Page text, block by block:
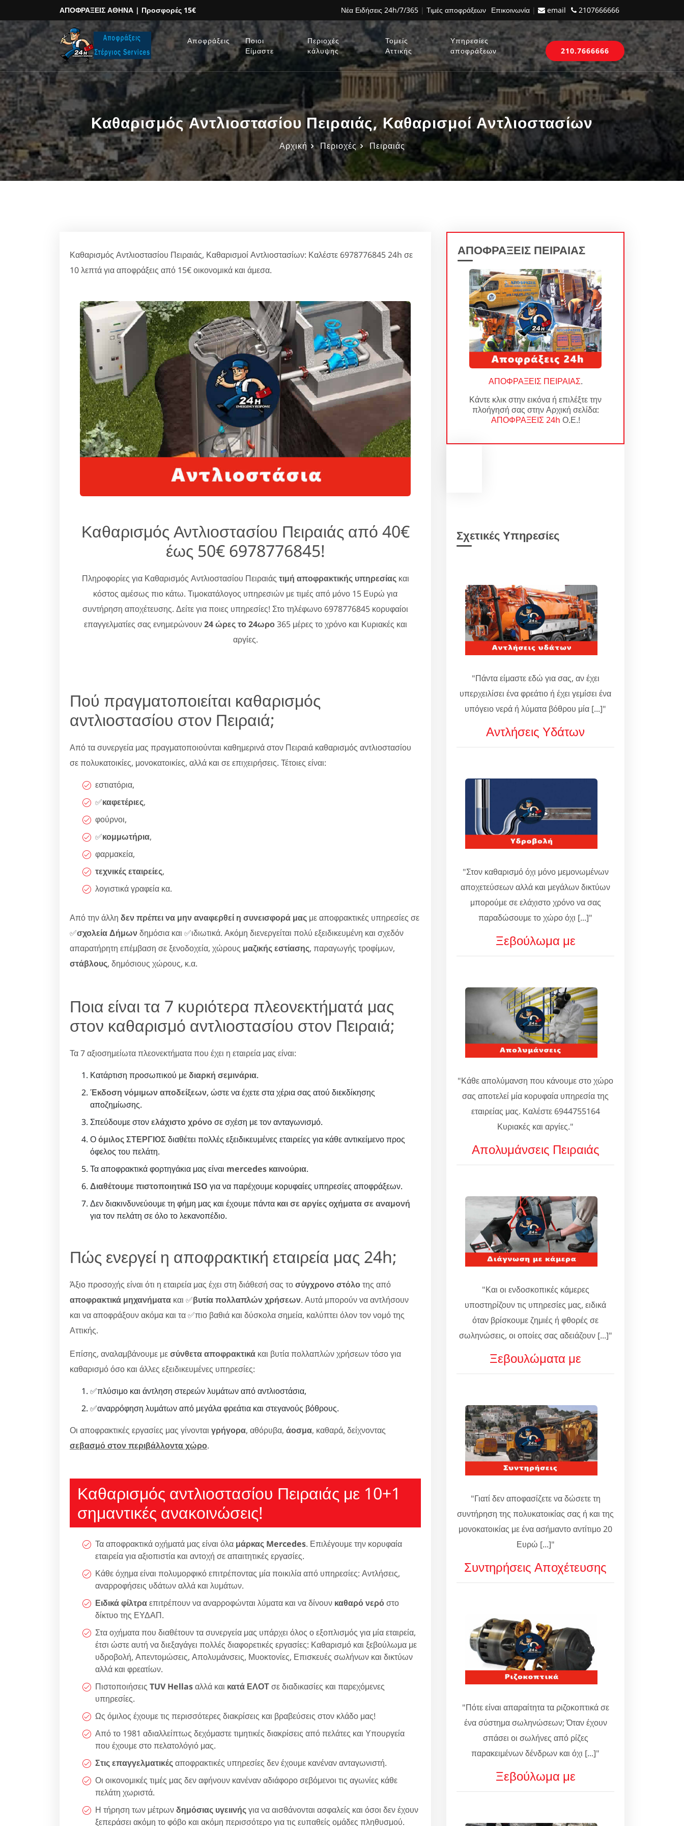
ΑΠΟΦΡΑΞΕΙΣ ΑΘΗΝΑ | Προσφορές 15€ Νέα Ειδήσεις 24h/7/365 | Τιμές αποφράξεων Επικοινωνία | email 2107666666
Αποφράξεις
Ποιοι
Είμαστε
Περιοχές
κάλυψης
Τομείς
Αττικής
Υπηρεσίες
αποφράξεων
210.7666666
Καθαρισμός Αντλιοστασίου Πειραιάς, Καθαρισμοί Αντλιοστασίων
Αρχική Περιοχές Πειραιάς
Καθαρισμός Αντλιοστασίου Πειραιάς, Καθαρισμοί Αντλιοστασίων: Καλέστε 6978776845 24h σε
10 λεπτά για αποφράξεις από 15€ οικονομικά και άμεσα.
Καθαρισμός Αντλιοστασίου Πειραιάς από 40€
έως 50€ 6978776845!
Πληροφορίες για Καθαρισμός Αντλιοστασίου Πειραιάς τιμή αποφρακτικής υπηρεσίαςκαι
κόστος αμέσως πιο κάτω. Τιμοκατάλογος υπηρεσιών με τιμές από μόνο 15 Ευρώ για
συντήρηση αποχέτευσης. Δείτε για ποιες υπηρεσίες! Στο τηλέφωνο 6978776845 κορυφαίοι
επαγγελματίες σας ενημερώνουν24 ώρες το 24ωρο365 μέρες το χρόνο και Κυριακές και
αργίες.
Πού πραγματοποιείται καθαρισμός
αντλιοστασίου στον Πειραιά;
Από τα συνεργεία μας πραγματοποιούνται καθημερινά στον Πειραιά καθαρισμός αντλιοστασίου
σε πολυκατοικίες, μονοκατοικίες, αλλά και σε επιχειρήσεις. Τέτοιες είναι:
εστιατόρια,
✅καφετέριες,
φούρνοι,
✅κομμωτήρια,
φαρμακεία,
τεχνικές εταιρείες,
λογιστικά γραφεία κα.
Από την άλλη δεν πρέπει να μην αναφερθεί η συνεισφορά μας με αποφρακτικές υπηρεσίες σε
✅σχολεία Δήμωνδημόσια και ✅ιδιωτικά. Ακόμη διενεργείται πολύ εξειδικευμένη και σχεδόν
απαρατήρητη επέμβαση σε ξενοδοχεία, χώρους μαζικής εστίασης, παραγωγής τροφίμων,
στάβλους, δημόσιους χώρους, κ.α.
Ποια είναι τα 7 κυριότερα πλεονεκτήματά μας
στον καθαρισμό αντλιοστασίου στον Πειραιά;
Τα 7 αξιοσημείωτα πλεονεκτήματα που έχει η εταιρεία μας είναι:
Κατάρτιση προσωπικού μεδιαρκή σεμινάρια.
Έκδοση νόμιμων αποδείξεων, ώστε να έχετε στα χέρια σας ατού διεκδίκησης
αποζημίωσης.
Σπεύδουμε στονελάχιστο χρόνοσε σχέση με τον ανταγωνισμό.
Οόμιλος ΣΤΕΡΓΙΟΣ διαθέτει πολλές εξειδικευμένες εταιρείες για κάθε αντικείμενο προς
όφελος του πελάτη.
Τα αποφρακτικά φορτηγάκια μας είναι mercedes καινούρια.
Διαθέτουμε πιστοποιητικά ISO για να παρέχουμε κορυφαίες υπηρεσίες αποφράξεων.
Δεν διακινδυνεύουμε τη φήμη μας και έχουμε πάντα και σε αργίες οχήματα σε αναμονή
για τον πελάτη σε όλο το λεκανοπέδιο.
Πώς ενεργεί η αποφρακτική εταιρεία μας 24h;
Άξιο προσοχής είναι ότι η εταιρεία μας έχει στη διάθεσή σας τοσύγχρονο στόλοτης από
αποφρακτικά μηχανήματα και ✅βυτία πολλαπλών χρήσεων. Αυτά μπορούν να αντλήσουν
και να αποφράξουν ακόμα και τα ✅πιο βαθιά και δύσκολα σημεία, καλύπτει όλον τον νομό της
Αττικής.
Επίσης, αναλαμβάνουμε μεσύνθετα αποφρακτικά και βυτία πολλαπλών χρήσεων τόσο για
καθαρισμό όσο και άλλες εξειδικευμένες υπηρεσίες:
✅πλύσιμο και άντληση στερεών λυμάτων από αντλιοστάσια,
✅αναρρόφηση λυμάτων από μεγάλα φρεάτια και στεγανούς βόθρους.
Οι αποφρακτικές εργασίες μας γίνονται γρήγορα, αθόρυβα, άοσμα, καθαρά, δείχνοντας
σεβασμό στον περιβάλλοντα χώρο.
Καθαρισμός αντλιοστασίου Πειραιάς με 10+1
σημαντικές ανακοινώσεις!
Τα αποφρακτικά οχήματά μας είναι όλα μάρκας Mercedes. Επιλέγουμε την κορυφαία
εταιρεία για αξιοπιστία και αντοχή σε απαιτητικές εργασίες.
Κάθε όχημα είναι πολυμορφικό επιτρέποντας μία ποικιλία από υπηρεσίες: Αντλήσεις,
αναρροφήσεις υδάτων αλλά και λυμάτων.
Ειδικά φίλτραεπιτρέπουν να αναρροφώνται λύματα και να δίνουν καθαρό νερόστο
δίκτυο της ΕΥΔΑΠ.
Στα οχήματα που διαθέτουν τα συνεργεία μας υπάρχει όλος ο εξοπλισμός για μία εταιρεία,
έτσι ώστε αυτή να διεξαγάγει πολλές διαφορετικές εργασίες: Καθαρισμό και ξεβούλωμα με
υδροβολή, Απεντομώσεις, Απολυμάνσεις, Μυοκτονίες, Επισκευές σωλήνων και δικτύων
αλλά και φρεατίων.
Πιστοποιήσεις TUV Hellasαλλά και κατά ΕΛΟΤσε διαδικασίες και παρεχόμενες
υπηρεσίες.
Ως όμιλος έχουμε τις περισσότερες διακρίσεις και βραβεύσεις στον κλάδο μας!
Από το 1981 αδιαλλείπτως δεχόμαστε τιμητικές διακρίσεις από πελάτες και Υπουργεία
που έχουμε στο πελατολόγιό μας.
Στις επαγγελματικέςαποφρακτικές υπηρεσίες δεν έχουμε κανέναν ανταγωνιστή.
Οι οικονομικές τιμές μας δεν αφήνουν κανέναν αδιάφορο σεβόμενοι τις αγωνίες κάθε
πελάτη χωριστά.
Η τήρηση των μέτρωνδημόσιας υγειινήςγια να αισθάνονται ασφαλείς και όσοι δεν έχουν
ξεπεράσει ακόμη το φόβο και ακόμη περισσότερο για τις ευπαθείς ομάδες πληθυσμού.
ΑΠΟΦΡΑΞΕΙΣ ΠΕΙΡΑΙΑΣ
ΑΠΟΦΡΑΞΕΙΣ ΠΕΙΡΑΙΑΣ.
Κάντε κλικ στην εικόνα ή επιλέξτε την
πλοήγησή σας στην Αρχική σελίδα:
ΑΠΟΦΡΑΞΕΙΣ 24h Ο.Ε.!
Σχετικές Υπηρεσίες
"Πάντα είμαστε εδώ για σας, αν έχει
υπερχειλίσει ένα φρεάτιο ή έχει γεμίσει ένα
υπόγειο νερά ή λύματα βόθρου μία [...]"
Αντλήσεις Υδάτων
"Στον καθαρισμό όχι μόνο μεμονωμένων
αποχετεύσεων αλλά και μεγάλων δικτύων
μπορούμε σε ελάχιστο χρόνο να σας
παραδώσουμε το χώρο όχι [...]"
Ξεβούλωμα με
"Κάθε απολύμανση που κάνουμε στο χώρο
σας αποτελεί μία κορυφαία υπηρεσία της
εταιρείας μας. Καλέστε 6944755164
Κυριακές και αργίες."
Απολυμάνσεις Πειραιάς
"Και οι ενδοσκοπικές κάμερες
υποστηρίζουν τις υπηρεσίες μας, ειδικά
όταν βρίσκουμε ζημιές ή φθορές σε
σωληνώσεις, οι οποίες σας αδειάζουν [...]"
Ξεβουλώματα με
"Γιατί δεν αποφασίζετε να δώσετε τη
συντήρηση της πολυκατοικίας σας ή και της
μονοκατοικίας με ένα ασήμαντο αντίτιμο 20
Ευρώ [...]"
Συντηρήσεις Αποχέτευσης
"Πότε είναι απαραίτητα τα ριζοκοπτικά σε
ένα σύστημα σωληνώσεων; Όταν έχουν
σπάσει οι σωλήνες από ρίζες
παρακειμένων δένδρων και όχι [...]"
Ξεβούλωμα με